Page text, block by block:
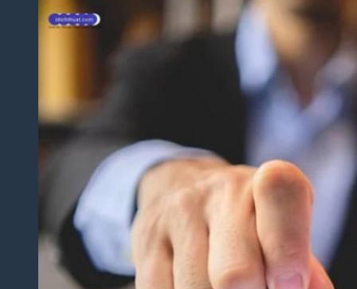
Công
Chứng
Vụ
Công
Chứng
Nhanh
Theo
Dịch